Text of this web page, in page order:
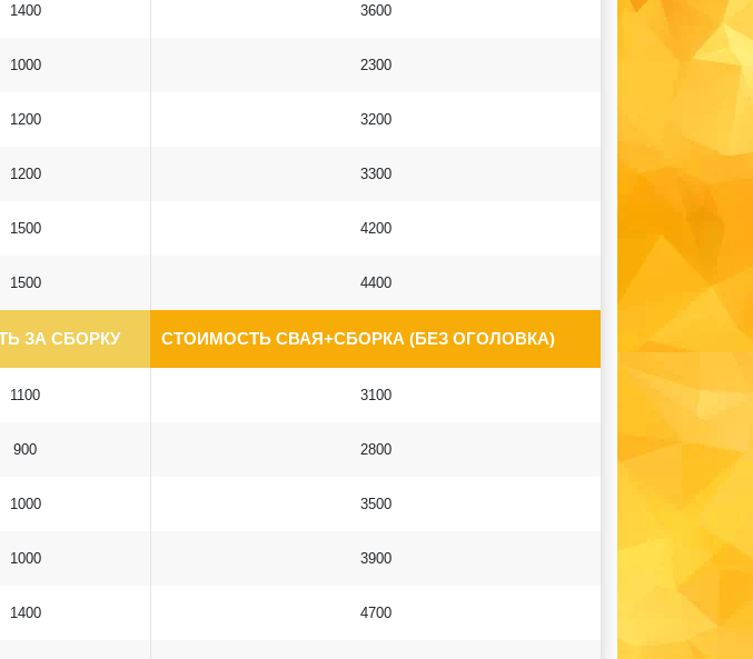
1400 3600
1000 2300
1200 3200
1200 3300
1500 4200
1500 4400
ЗА СБОРКУ СТОИМОСТЬ СВАЯ+СБОРКА (БЕЗ ОГОЛОВКА)
1100 3100
900 2800
1000 3500
1000 3900
1400 4700